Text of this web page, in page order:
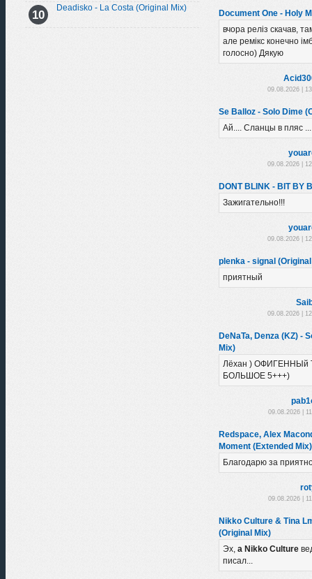
Extended Remix)
Deadisko - La Costa (Original Mix)
Document One - Holy
вчора реліз скачав,
але ремікс конечно
голосно) Дякую
09.08.2026 |
Se Balloz - Solo Dime
Ай.... Сланцы в пляс ...
09.08.2026 |
DONT BLINK - BIT BY
Зажигательно!!!
09.08.2026 |
plenka - signal
приятный
09.08.2026 |
DeNaTa, Denza (KZ) -
Mix)
Лёхан ) ОФИГЕННЫй
БОЛЬШОЕ 5+++)
09.08.2026 |
Redspace, Alex
Moment (Extended Mix)
Благодарю за
09.08.2026 |
Nikko Culture & Tina
(Original Mix)
Эх, а Nikko Culture
писал...